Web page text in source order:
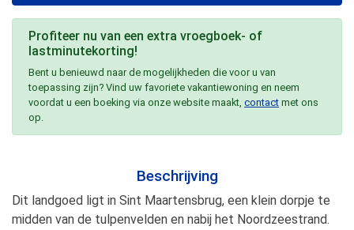
Profiteer nu van een extra vroegboek- of
lastminutekorting!
Bent u benieuwd naar de mogelijkheden die voor u van
toepassing zijn? Vind uw favoriete vakantiewoning en neem
voordat u een boeking via onze website maakt, contact met ons
op.
Beschrijving
Dit landgoed ligt in Sint Maartensbrug, een klein dorpje te
midden van de tulpenvelden en nabij het Noordzeestrand.